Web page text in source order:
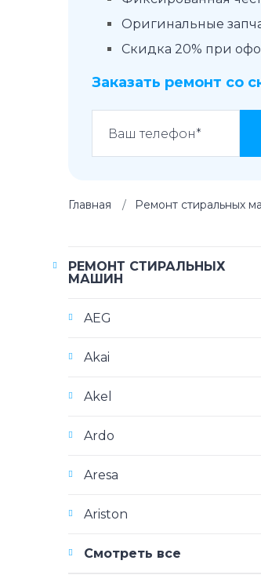
Оригинальные
Скидка 20% при
Заказать ремонт со
Главная Ремонт стиральных
РЕМОНТ СТИРАЛЬНЫХ
МАШИН
AEG
Akai
Akel
Ardo
Aresa
Ariston
Смотреть все